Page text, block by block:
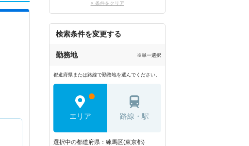
× 条件をクリア
検索条件を変更する
勤務地 ※単一選択
都道府県または路線で勤務地を選んでください。
エリア 路線・駅
選択中の都道府県：練馬区(東京都)